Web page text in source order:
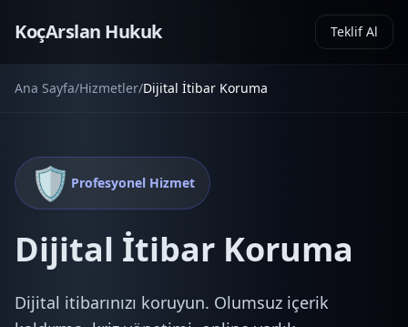
KoçArslan Hukuk Teklif Al
Ana Sayfa/Hizmetler/Dijital İtibar Koruma
🛡️ Profesyonel Hizmet
Dijital İtibar Koruma
Dijital itibarınızı koruyun. Olumsuz içerik